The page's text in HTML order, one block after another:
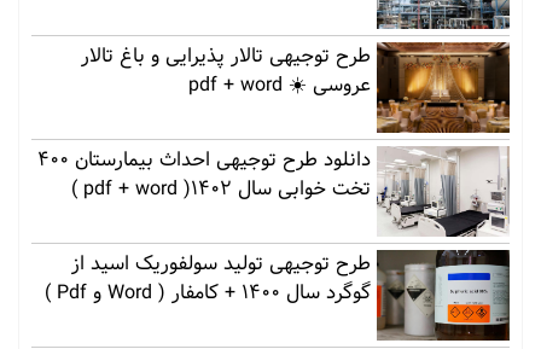
طرح توجیهی تالار پذیرایی و باغ تالار
عروسی ☀️ pdf + word
دانلود طرح توجیهی احداث بیمارستان 400
تخت خوابی سال 1402( pdf + word )
طرح توجیهی تولید سولفوریک اسید از
گوگرد سال 1400 + کامفار ( Word و Pdf )